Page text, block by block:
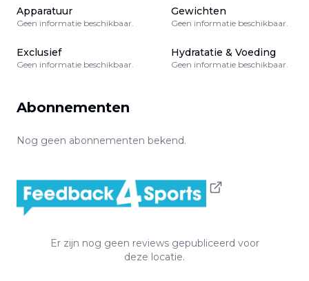
Apparatuur
Geen informatie beschikbaar.
Gewichten
Geen informatie beschikbaar.
Exclusief
Geen informatie beschikbaar.
Hydratatie & Voeding
Geen informatie beschikbaar.
Abonnementen
Nog geen abonnementen bekend.
Er zijn nog geen reviews gepubliceerd voor
deze locatie.